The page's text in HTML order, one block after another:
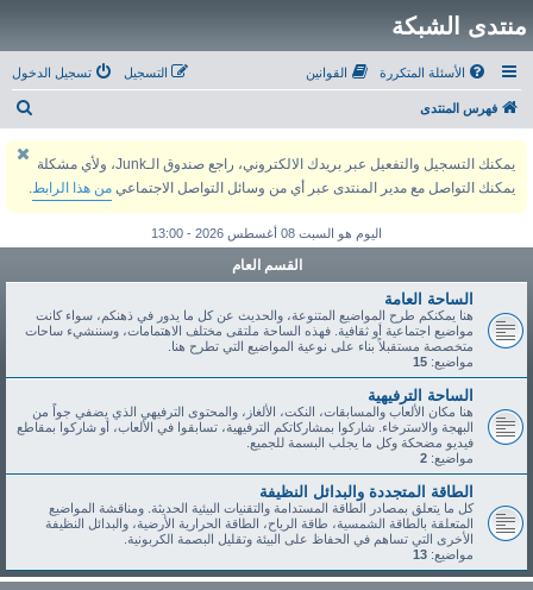
منتدى الشبكة
الأسئلة المتكررة القوانين تسجيل الدخول التسجيل
فهرس المنتدى
يمكنك التسجيل والتفعيل عبر بريدك الالكتروني، راجع صندوق الـJunk، ولأي مشكلة
يمكنك التواصل مع مدير المنتدى عبر أي من وسائل التواصل الاجتماعي من هذا الرابط.
اليوم هو السبت 08 أغسطس 2026 - 13:00
القسم العام
الساحة العامة
هنا يمكنكم طرح المواضيع المتنوعة، والحديث عن كل ما يدور في ذهنكم، سواء كانت
مواضيع اجتماعية أو ثقافية. فهذه الساحة ملتقى مختلف الاهتمامات، وسننشيء ساحات
متخصصة مستقبلاً بناء على نوعية المواضيع التي تطرح هنا.
مواضيع: 15
الساحة الترفيهية
هنا مكان الألعاب والمسابقات، النكت، الألغاز، والمحتوى الترفيهي الذي يضفي جواً من
البهجة والاسترخاء. شاركوا بمشاركاتكم الترفيهية، تسابقوا في الألعاب، أو شاركوا بمقاطع
فيديو مضحكة وكل ما يجلب البسمة للجميع.
مواضيع: 2
الطاقة المتجددة والبدائل النظيفة
كل ما يتعلق بمصادر الطاقة المستدامة والتقنيات البيئية الحديثة. ومناقشة المواضيع
المتعلقة بالطاقة الشمسية، طاقة الرياح، الطاقة الحرارية الأرضية، والبدائل النظيفة
الأخرى التي تساهم في الحفاظ على البيئة وتقليل البصمة الكربونية.
مواضيع: 13